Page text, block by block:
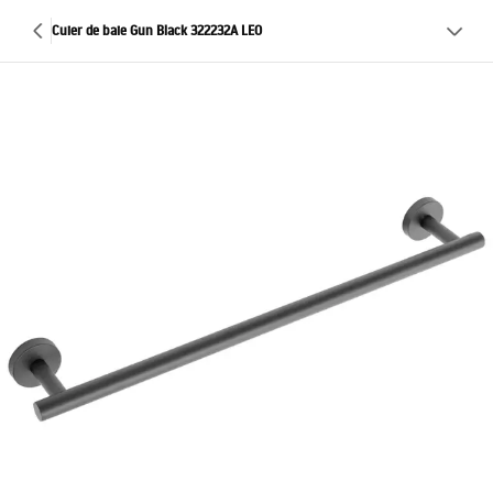
Cuier de baie Gun Black 322232A LEO